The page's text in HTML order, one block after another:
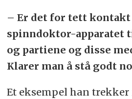
– Er det for tett
spinndoktor-apparatet
og partiene og disse
Klarer man å stå godt
Et eksempel han trekker